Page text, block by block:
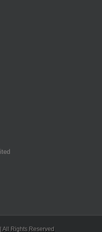
All Rights Reserved